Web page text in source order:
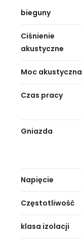
bieguny
Ciśnienie
akustyczne
Moc akustyczna
Czas pracy
Gniazda
Napięcie
Częstotliwość
klasa izolacji